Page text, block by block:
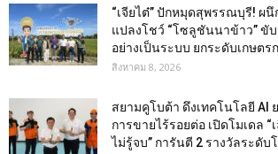
“เจียไต๋” ปักหมุดสุพรรณบุรี! ผนึ
แปลงโชว์ “โซลูชันนาข้าว” ขั
อย่างเป็นระบบ ยกระดับเกษตร
สิงหาคม 8, 2026
สยามคูโบต้า ดึงเทคโนโลยี AI
การขายไร้รอยต่อ เปิดโมเดล
ไม่รู้จบ” การันตี 2 รางวัลระดับ